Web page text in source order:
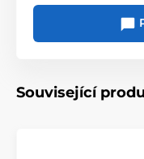
Související